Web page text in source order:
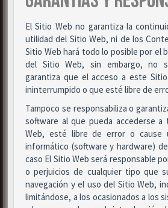
El Sitio Web no garantiza la
utilidad del Sitio Web, ni de los
Sitio Web hará todo lo posible por el
del Sitio Web, sin embargo, no
garantiza que el acceso a este
ininterrumpido o que esté libre de
Tampoco se responsabiliza o
software al que pueda accederse
Web, esté libre de error o cause
informático (software y hardware)
caso El Sitio Web será responsable
o perjuicios de cualquier tipo que
navegación y el uso del Sitio Web,
limitándose, a los ocasionados a los